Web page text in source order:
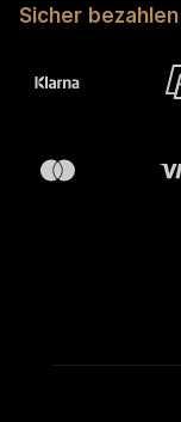
Sicher bezahlen